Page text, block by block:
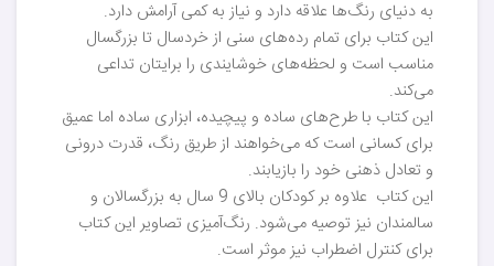
به دنیای رنگ‌ها علاقه دارد و نیاز به کمی آرامش دارد.
این کتاب برای تمام رده‌های سنی از خردسال تا بزرگسال
مناسب است و لحظه‌های خوشایندی را برایتان تداعی
می‌کند.
این کتاب با طرح‌های ساده و پیچیده، ابزاری ساده اما عمیق
برای کسانی است که می‌خواهند از طریق رنگ، قدرت درونی
و تعادل ذهنی خود را بازیابند.
این کتاب علاوه بر کودکان بالای 9 سال به بزرگسالان و
سالمندان نیز توصیه می‌شود. رنگ‌آمیزی تصاویر این کتاب
برای کنترل اضطراب نیز موثر است.